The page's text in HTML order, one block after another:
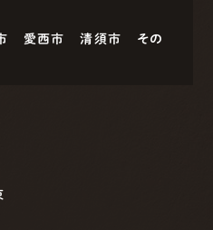
愛西市 清須市
その